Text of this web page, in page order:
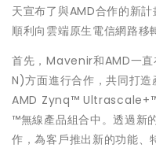
天宣布了與AMD合作的新
順利向雲端原生電信網路移
首先，Mavenir和AMD一
N)方面進行合作，共同打
AMD Zynq™
™無線產品組合中。透過新
作，為客戶推出新的功能、